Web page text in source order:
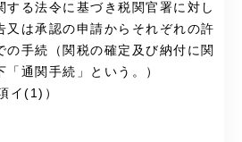
する法令に基づき税関官署に対し
又は承認の申請からそれぞれの許
の手続（関税の確定及び納付に関
通関手続」という。）
イ(1)）